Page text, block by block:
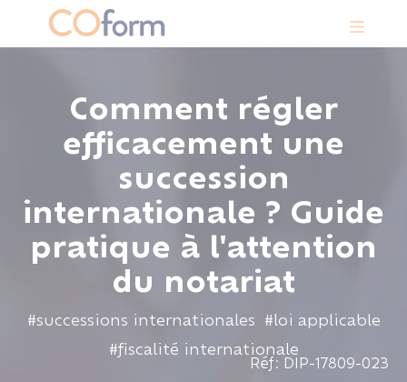
Comment régler
efficacement une
succession
internationale ? Guide
pratique à l'attention
du notariat
#successions internationales #loi applicable
#fiscalité internationale
Réf: DIP-17809-023
Panneau de gestion des cookies